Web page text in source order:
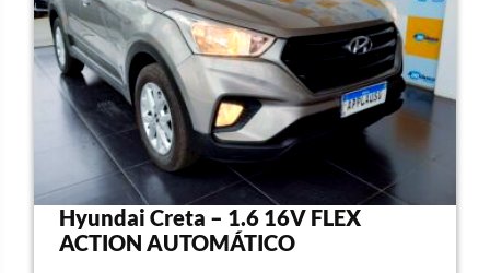
Hyundai Creta – 1.6 16V FLEX
ACTION AUTOMÁTICO